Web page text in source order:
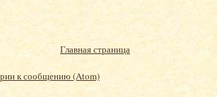
Главная страница
к сообщению (Atom)